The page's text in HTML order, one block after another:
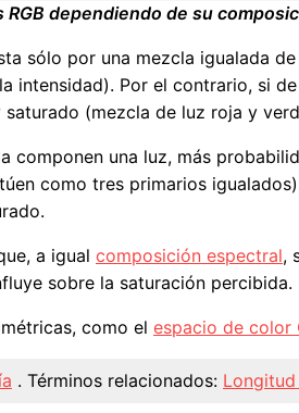
dependiendo de su
sólo por una mezcla igualada
intensidad). Por el contrario, si
saturado (mezcla de luz roja y
componen una luz, más
como tres primarios
a igual composición espectral,
sobre la saturación percibida.
como el espacio de color
. Términos relacionados: